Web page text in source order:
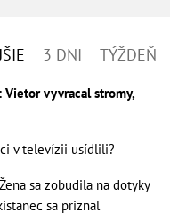
3 DNI TÝŽDEŇ
Vietor vyvracal stromy,
v televízii usídlili?
sa zobudila na dotyky
sa priznal